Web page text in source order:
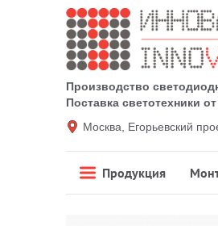
Производство
Поставка светотехники
Москва, Егорьевский
Продукция